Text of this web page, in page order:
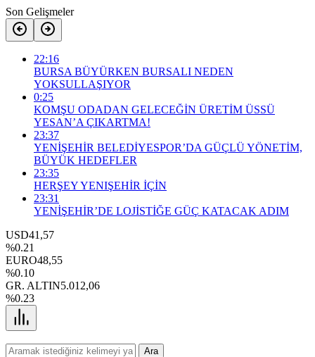
Son Gelişmeler
22:16
BURSA BÜYÜRKEN BURSALI NEDEN
YOKSULLAŞIYOR
0:25
KOMŞU ODADAN GELECEĞİN ÜRETİM ÜSSÜ
YESAN’A ÇIKARTMA!
23:37
YENİŞEHİR BELEDİYESPOR’DA GÜÇLÜ YÖNETİM,
BÜYÜK HEDEFLER
23:35
HERŞEY YENIŞEHİR İÇİN
23:31
YENİŞEHİR’DE LOJİSTİĞE GÜÇ KATACAK ADIM
USD41,57
%0.21
EURO48,55
%0.10
GR. ALTIN5.012,06
%0.23
Ara